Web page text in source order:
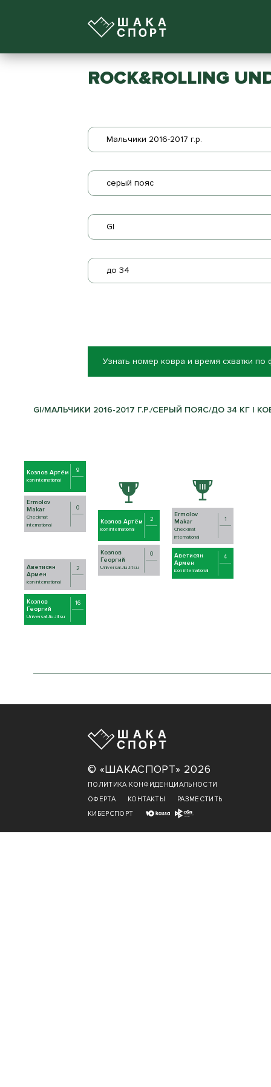
ROCK&ROLLING
Мальчики 2016-2017 г.р.
серый пояс
GI
до 34
Узнать номер ковра и время схватки по
GI/МАЛЬЧИКИ 2016-2017 Г.Р./СЕРЫЙ ПОЯС/ДО 34 КГ |
Козлов Артём
icon international
9
Ermolov
Makar
Checkmat
international
0
Аветисян
Армен
icon international
2
Козлов
Георгий
Universal Jiu Jitsu
16
Козлов Артём
icon international
2
Козлов
Георгий
Universal Jiu Jitsu
0
Ermolov
Makar
Checkmat
international
1
Аветисян
Армен
icon international
4
© «ШАКАСПОРТ» 2026
ПОЛИТИКА КОНФИДЕНЦИАЛЬНОСТИ
ОФЕРТА
КОНТАКТЫ
РАЗМЕСТИТЬ
КИБЕРСПОРТ